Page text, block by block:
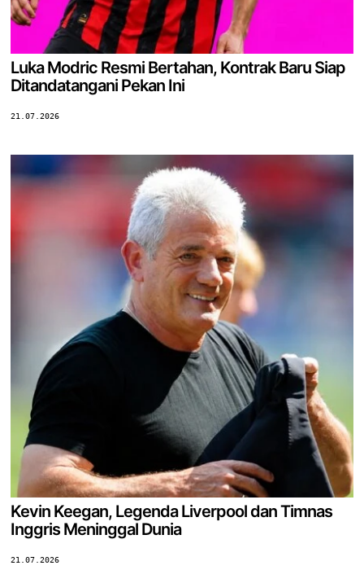
Luka Modric Resmi Bertahan, Kontrak Baru Siap
Ditandatangani Pekan Ini
21.07.2026
Kevin Keegan, Legenda Liverpool dan Timnas
Inggris Meninggal Dunia
21.07.2026